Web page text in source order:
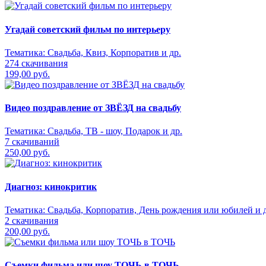
Угадай советский фильм по интерьеру
Тематика: Свадьба, Квиз, Корпоратив и др.
274 скачивания
199,00 руб.
Видео поздравление от ЗВЁЗД на свадьбу
Тематика: Свадьба, ТВ - шоу, Подарок и др.
7 скачиваний
250,00 руб.
Диагноз: кинокритик
Тематика: Свадьба, Корпоратив, День рождения или юбилей и
2 скачивания
200,00 руб.